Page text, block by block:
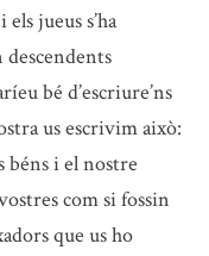
jueus s’ha
descendents
bé d’escriure’ns
us escrivim això:
béns i el nostre
com si fossin
que us ho